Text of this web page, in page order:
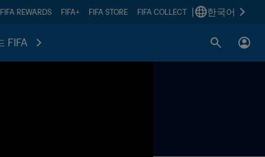
FIFA REWARDS FIFA+ FIFA STORE FIFA COLLECT 한국어
FIFA